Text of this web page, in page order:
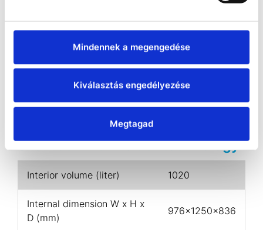
Mindennek a megengedése
Kiválasztás engedélyezése
Megtagad
• Internal data logger, measured values can be
read out in open format via USB
Specifications for Binder KBF-S
ECO 1020 constant climate
chamber with Peltier technology
Interior volume (liter) 1020
Internal dimension W x H x
D (mm)
976x1250x836